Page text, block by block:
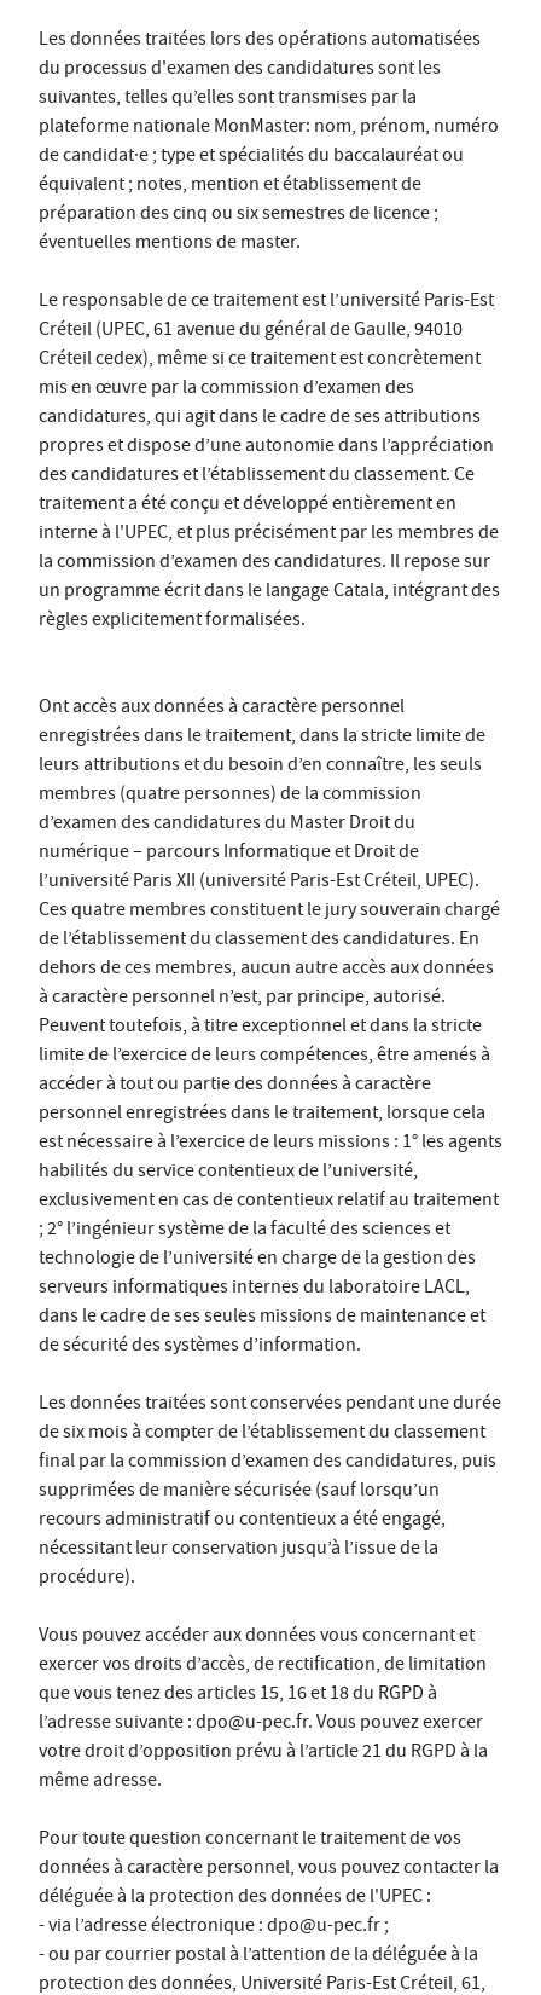
Les données traitées lors des opérations automatisées
du processus d'examen des candidatures sont les
suivantes, telles qu’elles sont transmises par la
plateforme nationale MonMaster: nom, prénom, numéro
de candidat·e ; type et spécialités du baccalauréat ou
équivalent ; notes, mention et établissement de
préparation des cinq ou six semestres de licence ;
éventuelles mentions de master.
Le responsable de ce traitement est l’université Paris-Est
Créteil (UPEC, 61 avenue du général de Gaulle, 94010
Créteil cedex), même si ce traitement est concrètement
mis en œuvre par la commission d’examen des
candidatures, qui agit dans le cadre de ses attributions
propres et dispose d’une autonomie dans l’appréciation
des candidatures et l’établissement du classement. Ce
traitement a été conçu et développé entièrement en
interne à l'UPEC, et plus précisément par les membres de
la commission d’examen des candidatures. Il repose sur
un programme écrit dans le langage Catala, intégrant des
règles explicitement formalisées.
Ont accès aux données à caractère personnel
enregistrées dans le traitement, dans la stricte limite de
leurs attributions et du besoin d’en connaître, les seuls
membres (quatre personnes) de la commission
d’examen des candidatures du Master Droit du
numérique – parcours Informatique et Droit de
l’université Paris XII (université Paris-Est Créteil, UPEC).
Ces quatre membres constituent le jury souverain chargé
de l’établissement du classement des candidatures. En
dehors de ces membres, aucun autre accès aux données
à caractère personnel n’est, par principe, autorisé.
Peuvent toutefois, à titre exceptionnel et dans la stricte
limite de l’exercice de leurs compétences, être amenés à
accéder à tout ou partie des données à caractère
personnel enregistrées dans le traitement, lorsque cela
est nécessaire à l’exercice de leurs missions : 1° les agents
habilités du service contentieux de l’université,
exclusivement en cas de contentieux relatif au traitement
; 2° l’ingénieur système de la faculté des sciences et
technologie de l’université en charge de la gestion des
serveurs informatiques internes du laboratoire LACL,
dans le cadre de ses seules missions de maintenance et
de sécurité des systèmes d’information.
Les données traitées sont conservées pendant une durée
de six mois à compter de l’établissement du classement
final par la commission d’examen des candidatures, puis
supprimées de manière sécurisée (sauf lorsqu’un
recours administratif ou contentieux a été engagé,
nécessitant leur conservation jusqu’à l’issue de la
procédure).
Vous pouvez accéder aux données vous concernant et
exercer vos droits d’accès, de rectification, de limitation
que vous tenez des articles 15, 16 et 18 du RGPD à
l’adresse suivante : dpo@u-pec.fr. Vous pouvez exercer
votre droit d’opposition prévu à l’article 21 du RGPD à la
même adresse.
Pour toute question concernant le traitement de vos
données à caractère personnel, vous pouvez contacter la
déléguée à la protection des données de l'UPEC :
- via l’adresse électronique : dpo@u-pec.fr ;
- ou par courrier postal à l’attention de la déléguée à la
protection des données, Université Paris-Est Créteil, 61,